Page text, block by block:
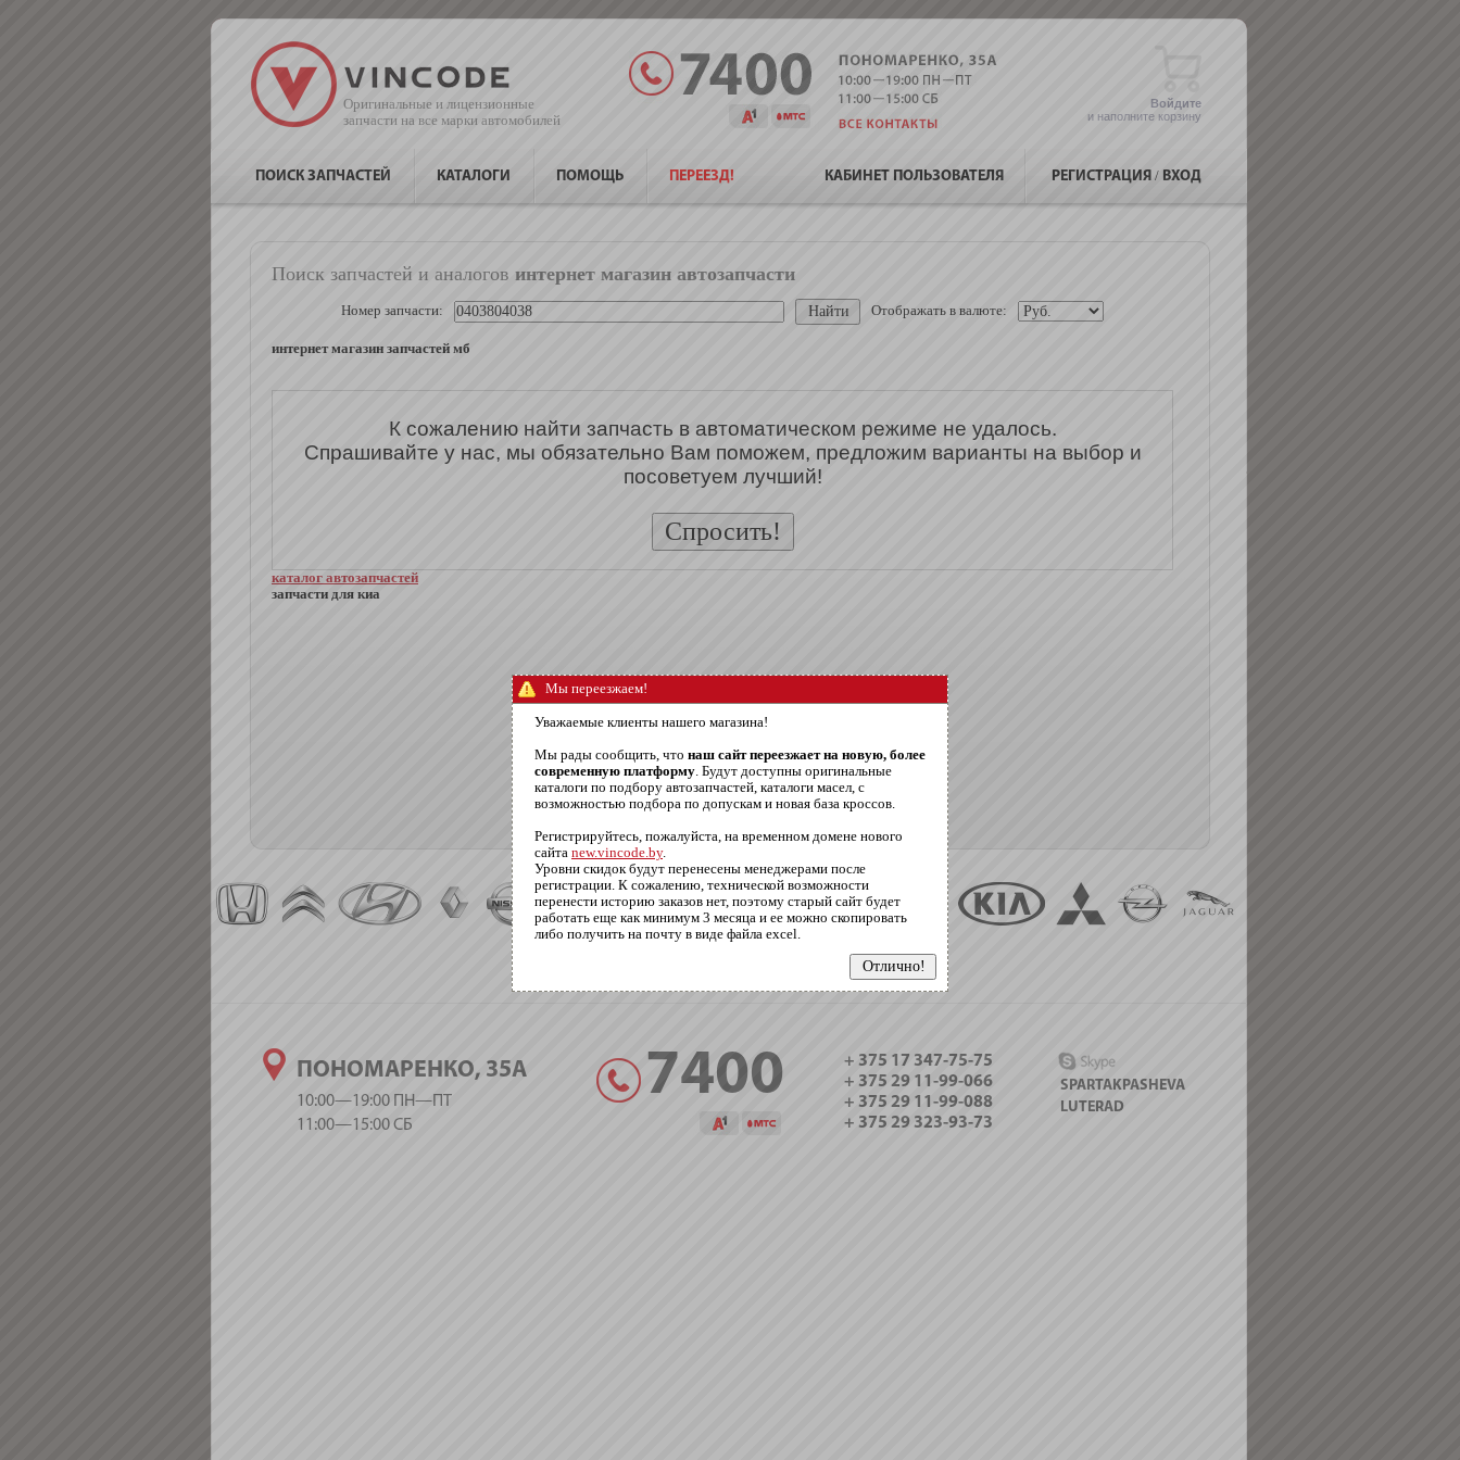
Оригинальные и лицензионные
запчасти на все марки автомобилей
Войдите
и наполните корзину
РЕГИСТРАЦИЯ / ВХОД
ПОИСК ЗАПЧАСТЕЙ КАТАЛОГИ ПОМОЩЬ ПЕРЕЕЗД! КАБИНЕТ ПОЛЬЗОВАТЕЛЯ
Поиск запчастей и аналогов интернет магазин автозапчасти
Мы переезжаем!
Уважаемые клиенты нашего магазина!
Мы рады сообщить, что наш сайт переезжает на новую, более
современную платформу . Будут доступны оригинальные
каталоги по подбору автозапчастей, каталоги масел, с
возможностью подбора по допускам и новая база кроссов.
Регистрируйтесь, пожалуйста, на временном домене нового
сайта new.vincode.by.
Уровни скидок будут перенесены менеджерами после
регистрации. К сожалению, технической возможности
перенести историю заказов нет, поэтому старый сайт будет
работать еще как минимум 3 месяца и ее можно скопировать
либо получить на почту в виде файла excel.
Номер запчасти: Отображать в валюте:
интернет магазин запчастей мб
К сожалению найти запчасть в автоматическом режиме не удалось.
Спрашивайте у нас, мы обязательно Вам поможем, предложим варианты на выбор и
посоветуем лучший!
каталог автозапчастей
запчасти для киа
ПОНОМАРЕНКО, 35А
10:00—19:00 ПН—ПТ
11:00—15:00 СБ
7400
+ 375 17 347-75-75
+ 375 29 11-99-066
+ 375 29 11-99-088
+ 375 29 323-93-73
SPARTAKPASHEVA
LUTERAD